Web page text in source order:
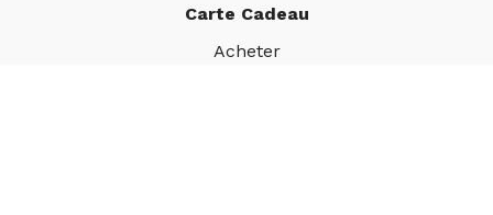
Carte Cadeau
Acheter